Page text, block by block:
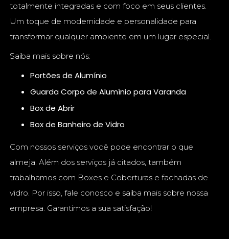
totalmente integradas e com foco em seus clientes.
Um toque de modernidade e personalidade para
transformar qualquer ambiente em um lugar especial.
Saiba mais sobre nós:
Portões de Alumínio
Guarda Corpo de Alumínio para Varanda
Box de Abrir
Box de Banheiro de Vidro
Com nossos serviços você pode encontrar o que
almeja. Além dos serviços já citados, também
trabalhamos com Boxes e Coberturas e fachadas de
vidro. Por isso, fale conosco e saiba mais sobre nossa
empresa. Garantimos a sua satisfação!